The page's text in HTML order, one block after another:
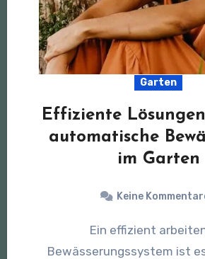
Garten
Effiziente
automatische
im Garten
Keine
Ein effizient arbeitendes
Bewässerungssystem ist